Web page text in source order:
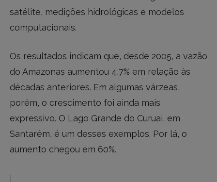
satélite, medições hidrológicas e modelos
computacionais.
Os resultados indicam que, desde 2005, a vazão
do Amazonas aumentou 4,7% em relação às
décadas anteriores. Em algumas várzeas,
porém, o crescimento foi ainda mais
expressivo. O Lago Grande do Curuai, em
Santarém, é um desses exemplos. Por lá, o
aumento chegou em 60%.